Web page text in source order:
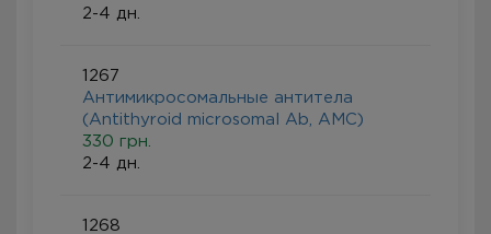
2-4 дн.
1267
Антимикросомальные антитела
(Antithyroid microsomal Ab, AMC)
330 грн.
2-4 дн.
1268